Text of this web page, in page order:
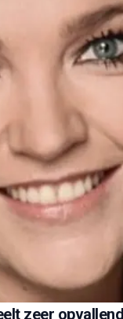
zeer